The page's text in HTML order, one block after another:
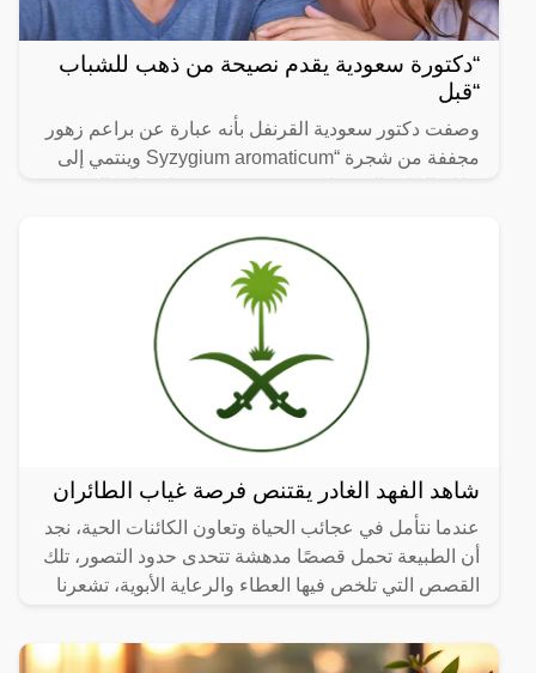
“دكتورة سعودية يقدم نصيحة من ذهب للشباب
“قبل
وصفت دكتور سعودية القرنفل بأنه عبارة عن براعم زهور
مجففة من شجرة “Syzygium aromaticum وينتمي إلى
شاهد الفهد الغادر يقتنص فرصة غياب الطائران
عندما نتأمل في عجائب الحياة وتعاون الكائنات الحية، نجد
أن الطبيعة تحمل قصصًا مدهشة تتحدى حدود التصور، تلك
القصص التي تلخص فيها العطاء والرعاية الأبوية، تشعرنا